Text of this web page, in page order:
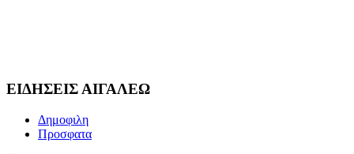
ΕΙΔΗΣΕΙΣ ΑΙΓΑΛΕΩ
Δημοφιλη
Προσφατα